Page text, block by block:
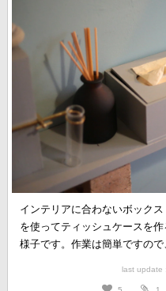
インテリアに合わないボック
を使ってティッシュケースを
様子です。作業は簡単ですので
last update